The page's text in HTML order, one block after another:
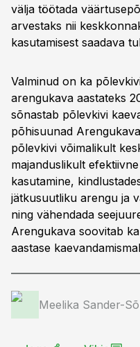
välja töötada
arvestaks nii
kasutamisest saadava
Valminud on ka
arengukava aastateks
sõnastab põlevkivi
põhisuunad
põlevkivi võimalikult
majanduslikult
kasutamine,
jätkusuutliku arengu ja
ning vähendada
Arengukava soovitab
aastase
Meelika Sander-